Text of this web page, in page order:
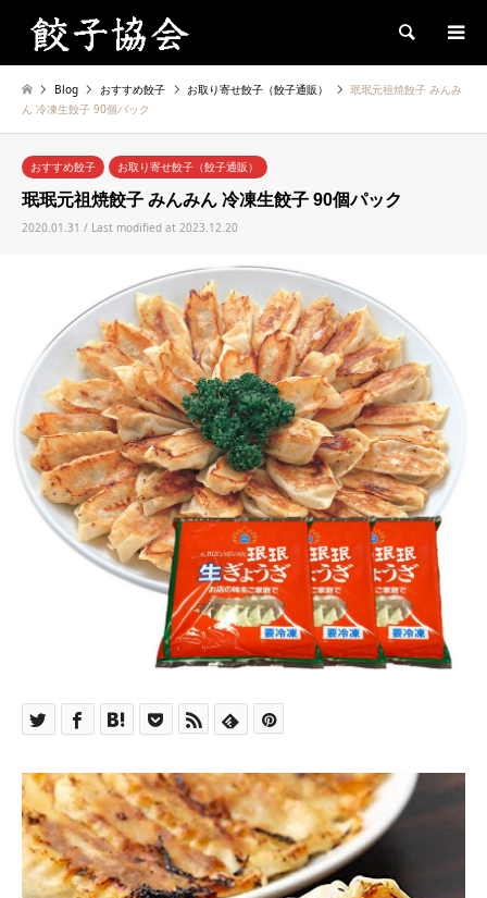
Search
Blog おすすめ餃子 お取り寄せ餃子（餃子通販）
珉珉元祖焼餃子 みんみ
ん 冷凍生餃子 90個パック
おすすめ餃子 お取り寄せ餃子（餃子通販）
珉珉元祖焼餃子 みんみん 冷凍生餃子 90個パック
2020.01.31 / Last modified at 2023.12.20